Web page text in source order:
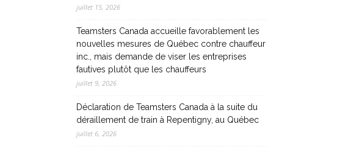
juillet 15, 2026
Teamsters Canada accueille favorablement les
nouvelles mesures de Québec contre chauffeur
inc., mais demande de viser les entreprises
fautives plutôt que les chauffeurs
juillet 9, 2026
Déclaration de Teamsters Canada à la suite du
déraillement de train à Repentigny, au Québec
juillet 6, 2026